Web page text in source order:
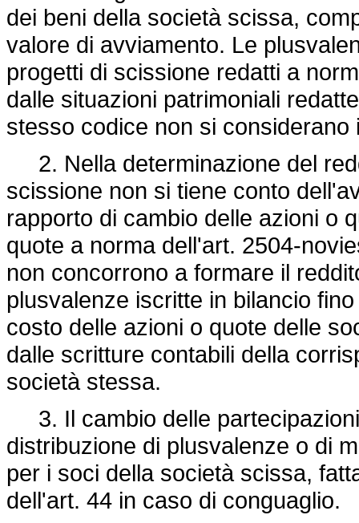
dei beni della società scissa,
valore di avviamento. Le
progetti di scissione redatti a
dalle situazioni patrimoniali
stesso codice non si considerano
2. Nella determinazione del
scissione non si tiene conto
rapporto di cambio delle azioni o
quote a norma dell'art. 2504-
non concorrono a formare il
plusvalenze iscritte in bilancio
costo delle azioni o quote delle
dalle scritture contabili della
società stessa.
3. Il cambio delle
distribuzione di plusvalenze o di
per i soci della società scissa,
dell'art. 44 in caso di conguaglio.